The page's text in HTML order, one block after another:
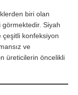
biri olan
Siyah
çeşitli konfeksiyon
ve
üreticilerin öncelikli